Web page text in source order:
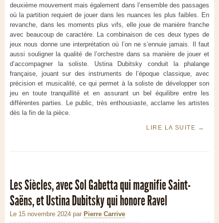
deuxième mouvement mais également dans l’ensemble des passages
où la partition requiert de jouer dans les nuances les plus faibles. En
revanche, dans les moments plus vifs, elle joue de manière franche
avec beaucoup de caractère. La combinaison de ces deux types de
jeux nous donne une interprétation où l’on ne s’ennuie jamais. Il faut
aussi souligner la qualité de l’orchestre dans sa manière de jouer et
d’accompagner la soliste. Ustina Dubitsky conduit la phalange
française, jouant sur des instruments de l’époque classique, avec
précision et musicalité, ce qui permet à la soliste de développer son
jeu en toute tranquillité et en assurant un bel équilibre entre les
différentes parties. Le public, très enthousiaste, acclame les artistes
dès la fin de la pièce.
LIRE LA SUITE →
Les Siècles, avec Sol Gabetta qui magnifie Saint-
Saëns, et Ustina Dubitsky qui honore Ravel
Le 15 novembre 2024 par Pierre Carrive